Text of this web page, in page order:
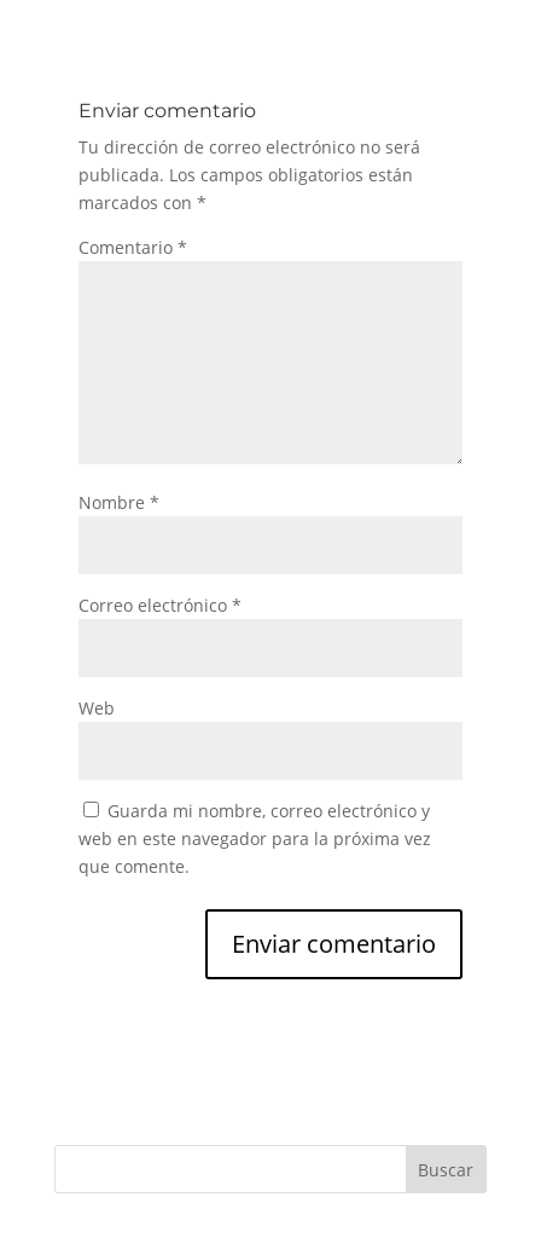
Enviar comentario
Tu dirección de correo electrónico no será
publicada. Los campos obligatorios están
marcados con *
Comentario *
Nombre *
Correo electrónico *
Web
Guarda mi nombre, correo electrónico y
web en este navegador para la próxima vez
que comente.